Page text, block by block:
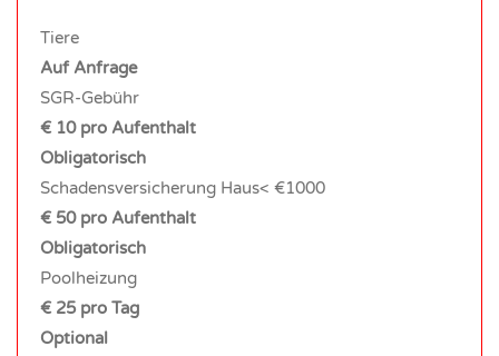
Tiere
Auf Anfrage
SGR-Gebühr
€ 10 pro Aufenthalt
Obligatorisch
Schadensversicherung Haus< €1000
€ 50 pro Aufenthalt
Obligatorisch
Poolheizung
€ 25 pro Tag
Optional